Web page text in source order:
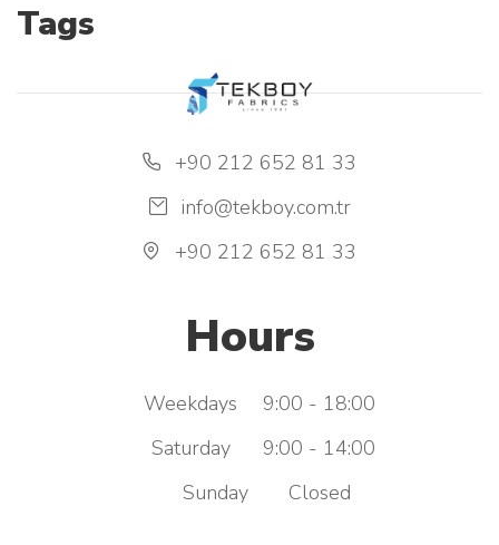
Tags
+90 212 652 81 33
info@tekboy.com.tr
+90 212 652 81 33
Hours
Weekdays
9:00 - 18:00
Saturday
9:00 - 14:00
Sunday
Closed